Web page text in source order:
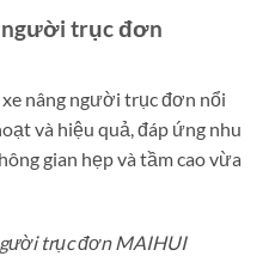
người trục đơn
xe nâng người trục đơn nổi
và hiệu quả, đáp ứng nhu
gian hẹp và tầm cao vừa
trục đơn MAIHUI